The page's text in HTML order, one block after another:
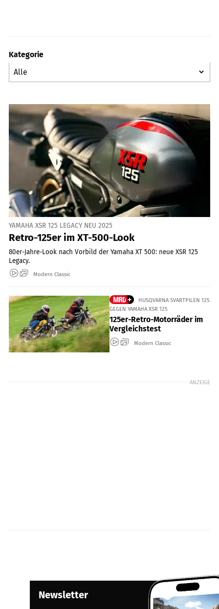
Kategorie
YAMAHA XSR 125 LEGACY NEU 2025
Retro-125er im XT-500-Look
80er-Jahre-Look nach Vorbild der Yamaha XT 500: neue XSR 125
Legacy.
Modern Classic
HUSQVARNA SVARTPILEN 125
GEGEN YAMAHA XSR 125
125er-Retro-Motorräder im
Vergleichstest
Modern Classic
ANZEIGE
Newsletter